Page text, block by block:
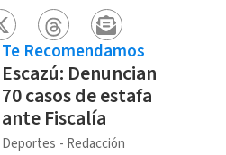
Te Recomendamos
Escazú: Denuncian
70 casos de estafa
ante Fiscalía
Deportes Redacción